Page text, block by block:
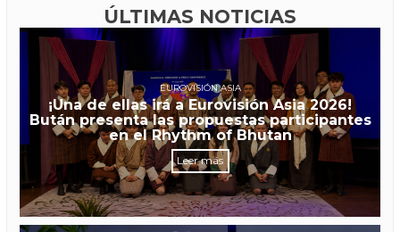
ÚLTIMAS NOTICIAS
EUROVISIÓN ASIA
¡Una de ellas irá a Eurovisión Asia 2026!
Bután presenta las propuestas participantes
en el Rhythm of Bhutan
Leer más